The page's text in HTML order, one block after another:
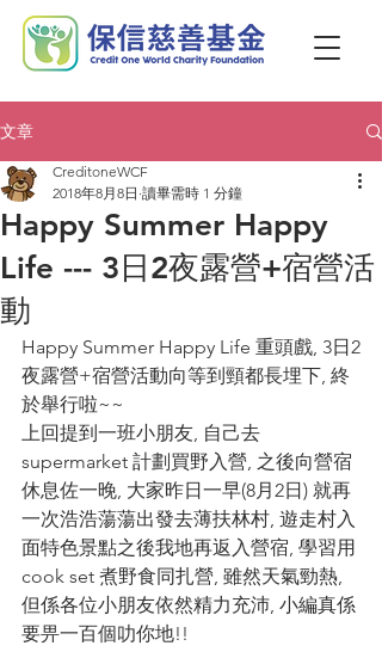
文章
Happy Summer Happy
Life --- 3日2夜露營+宿營活
動
CreditoneWCF
2018年8月8日 讀畢需時 1 分鐘
Happy Summer Happy Life 重頭戲, 3日2
夜露營+宿營活動向等到頸都長埋下, 終
於舉行啦~~
上回提到一班小朋友, 自己去
supermarket 計劃買野入營, 之後向營宿
休息佐一晚, 大家昨日一早(8月2日) 就再
一次浩浩蕩蕩出發去薄扶林村, 遊走村入
面特色景點之後我地再返入營宿, 學習用
cook set 煮野食同扎營, 雖然天氣勁熱,
但係各位小朋友依然精力充沛, 小編真係
要畀一百個叻你地!!